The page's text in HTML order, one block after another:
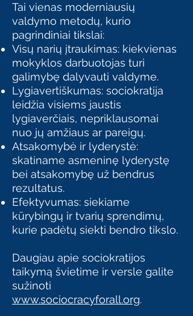
Tai vienas moderniausių
valdymo metodų, kurio
pagrindiniai tikslai:
Visų narių įtraukimas: kiekvienas
mokyklos darbuotojas turi
galimybę dalyvauti valdyme.
Lygiavertiškumas: sociokratija
leidžia visiems jaustis
lygiaverčiais, nepriklausomai
nuo jų amžiaus ar pareigų.
Atsakomybė ir lyderystė:
skatiname asmeninę lyderystę
bei atsakomybę už bendrus
rezultatus.
Efektyvumas: siekiame
kūrybingų ir tvarių sprendimų,
kurie padėtų siekti bendro tikslo.
Daugiau apie sociokratijos
taikymą švietime ir versle galite
sužinoti
www.sociocracyforall.org.